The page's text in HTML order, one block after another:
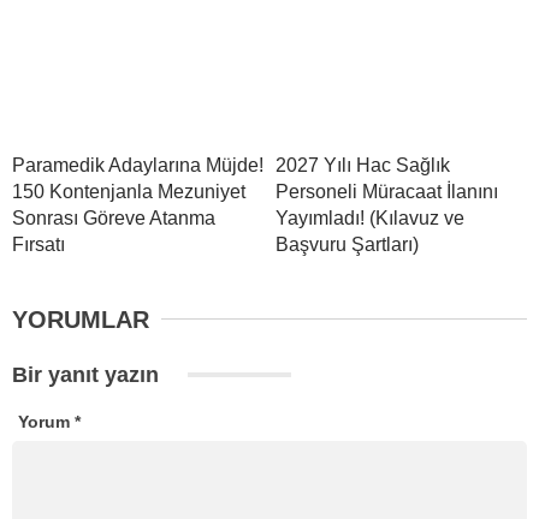
Paramedik Adaylarına Müjde!
150 Kontenjanla Mezuniyet
Sonrası Göreve Atanma
Fırsatı
2027 Yılı Hac Sağlık
Personeli Müracaat İlanını
Yayımladı! (Kılavuz ve
Başvuru Şartları)
YORUMLAR
Bir yanıt yazın
Yorum *